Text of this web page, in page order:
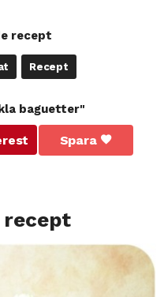
recept
Recept
baguetter"
Spara
recept